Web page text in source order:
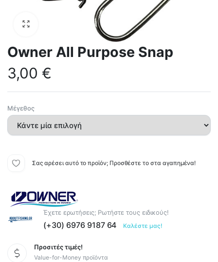
Owner All Purpose Snap
3,00 €
Μέγεθος
Σας αρέσει αυτό το προϊόν; Προσθέστε το στα αγαπημένα!
Έχετε ερωτήσεις; Ρωτήστε τους ειδικούς!
(+30) 6976 9187 64 Καλέστε μας!
Προσιτές τιμές!
Value-for-Money προϊόντα